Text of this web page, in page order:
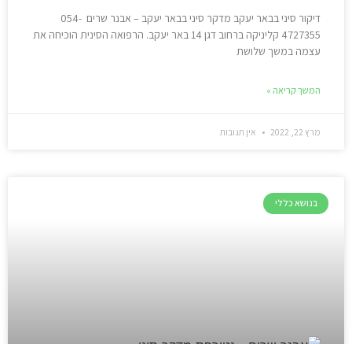
דיקור סיני בבאר יעקב מדקר סיני בבאר יעקב – אבנר שרים 054-
4727355 קליניקה ברחוב דגן 14 באר יעקב. הרפואה הסינית הוכיחה את
עצמה במשך שלושת
המשך קריאה »
מרץ 22, 2022 אין תגובות
בנושא כללי